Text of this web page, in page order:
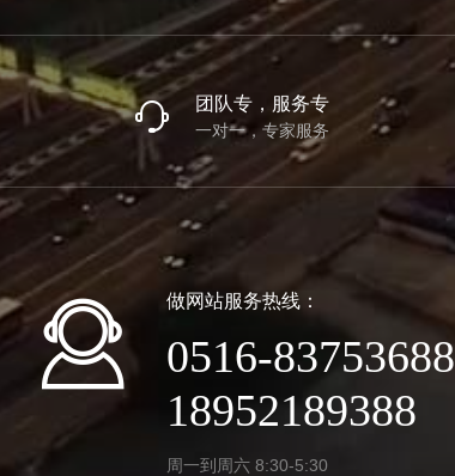
团队专，服务专
一对一，专家服务
做网站服务热线：
0516-83753688
18952189388
周一到周六 8:30-5:30